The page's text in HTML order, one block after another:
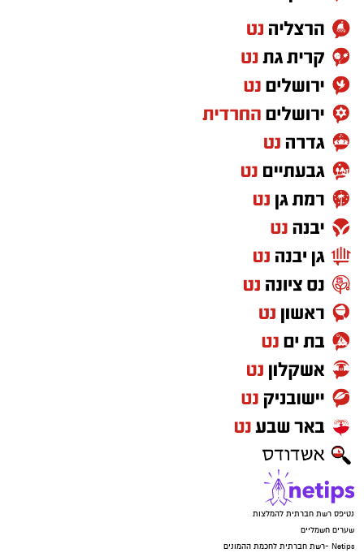
נטיפס רשת חברתית להמלצות
שערים חשמליים
Netips -רשת חברתית לחכמת ההמונים